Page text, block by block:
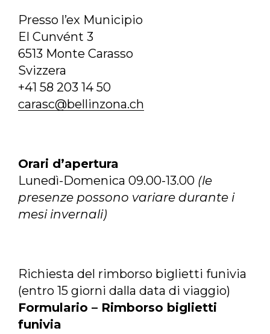
Presso l’ex Municipio
El Cunvént 3
6513 Monte Carasso
Svizzera
+41 58 203 14 50
carasc@bellinzona.ch
Orari d’apertura
Lunedì-Domenica 09.00-13.00 (le
presenze possono variare durante i
mesi invernali)
Richiesta del rimborso biglietti funivia
(entro 15 giorni dalla data di viaggio)
Formulario – Rimborso biglietti
funivia